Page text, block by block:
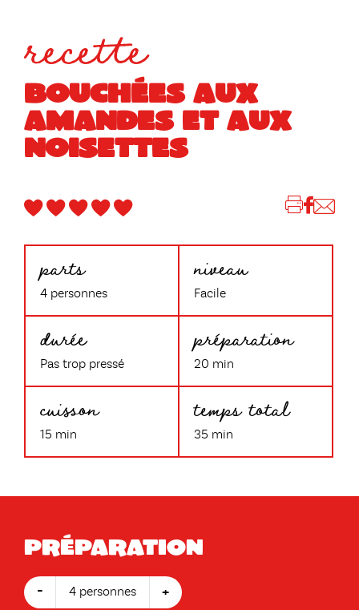
recette
BOUCHÉES AUX
AMANDES ET AUX
NOISETTES
parts
4 personnes
niveau
Facile
durée
Pas trop pressé
préparation
20 min
cuisson
15 min
temps total
35 min
Préparation
- 4 personnes +